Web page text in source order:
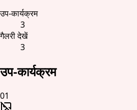
उप-कार्यक्रम
3
गैलरी देखें
3
उप-कार्यक्रम
01